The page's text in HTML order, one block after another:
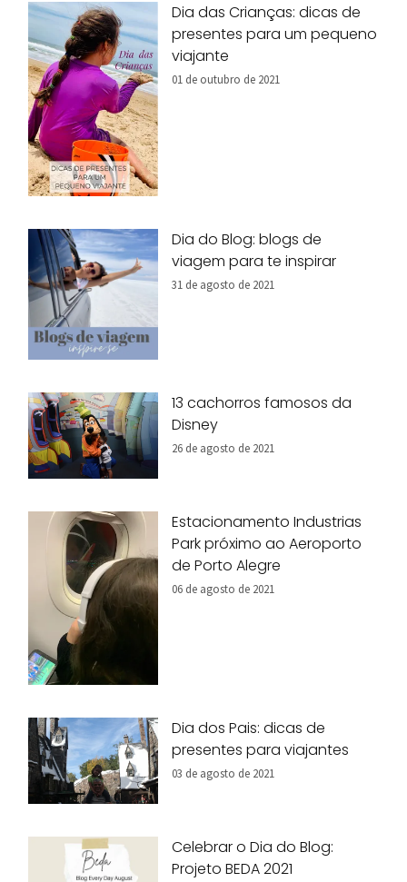
Dia das Crianças: dicas de
presentes para um pequeno
viajante
01 de outubro de 2021
Dia do Blog: blogs de
viagem para te inspirar
31 de agosto de 2021
13 cachorros famosos da
Disney
26 de agosto de 2021
Estacionamento Industrias
Park próximo ao Aeroporto
de Porto Alegre
06 de agosto de 2021
Dia dos Pais: dicas de
presentes para viajantes
03 de agosto de 2021
Celebrar o Dia do Blog:
Projeto BEDA 2021